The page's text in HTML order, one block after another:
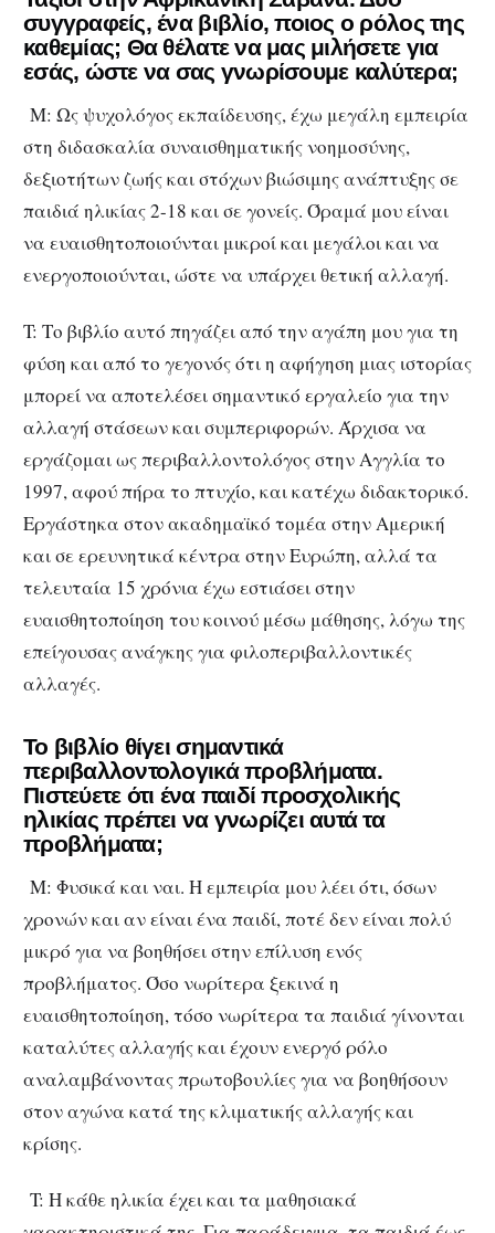
συγγραφείς, ένα βιβλίο, ποιος ο ρόλος της
καθεμίας; Θα θέλατε να μας μιλήσετε για
εσάς, ώστε να σας γνωρίσουμε καλύτερα;
Μ: Ως ψυχολόγος εκπαίδευσης, έχω μεγάλη εμπειρία
στη διδασκαλία συναισθηματικής νοημοσύνης,
δεξιοτήτων ζωής και στόχων βιώσιμης ανάπτυξης σε
παιδιά ηλικίας 2-18 και σε γονείς. Όραμά μου είναι
να ευαισθητοποιούνται μικροί και μεγάλοι και να
ενεργοποιούνται, ώστε να υπάρχει θετική αλλαγή.
T: Το βιβλίο αυτό πηγάζει από την αγάπη μου για τη
φύση και από το γεγονός ότι η αφήγηση μιας ιστορίας
μπορεί να αποτελέσει σημαντικό εργαλείο για την
αλλαγή στάσεων και συμπεριφορών. Άρχισα να
εργάζομαι ως περιβαλλοντολόγος στην Αγγλία το
1997, αφού πήρα το πτυχίο, και κατέχω διδακτορικό.
Εργάστηκα στον ακαδημαϊκό τομέα στην Αμερική
και σε ερευνητικά κέντρα στην Ευρώπη, αλλά τα
τελευταία 15 χρόνια έχω εστιάσει στην
ευαισθητοποίηση του κοινού μέσω μάθησης, λόγω της
επείγουσας ανάγκης για φιλοπεριβαλλοντικές
αλλαγές.
Το βιβλίο θίγει σημαντικά
περιβαλλοντολογικά προβλήματα.
Πιστεύετε ότι ένα παιδί προσχολικής
ηλικίας πρέπει να γνωρίζει αυτά τα
προβλήματα;
Μ: Φυσικά και ναι. Η εμπειρία μου λέει ότι, όσων
χρονών και αν είναι ένα παιδί, ποτέ δεν είναι πολύ
μικρό για να βοηθήσει στην επίλυση ενός
προβλήματος. Όσο νωρίτερα ξεκινά η
ευαισθητοποίηση, τόσο νωρίτερα τα παιδιά γίνονται
καταλύτες αλλαγής και έχουν ενεργό ρόλο
αναλαμβάνοντας πρωτοβουλίες για να βοηθήσουν
στον αγώνα κατά της κλιματικής αλλαγής και
κρίσης.
T: Η κάθε ηλικία έχει και τα μαθησιακά